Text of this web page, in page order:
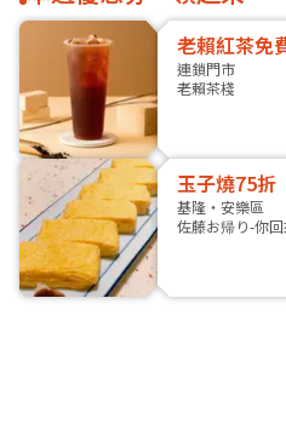
老賴紅茶免
連鎖門市
老賴茶棧
玉子燒75折
基隆・安樂區
佐藤お帰り-你